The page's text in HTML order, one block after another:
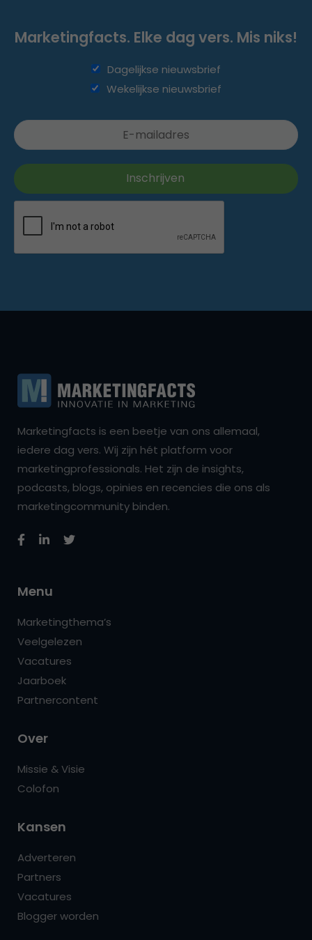
Marketingfacts. Elke dag vers. Mis niks!
Dagelijkse nieuwsbrief
Wekelijkse nieuwsbrief
Marketingfacts is een beetje van ons allemaal,
iedere dag vers. Wij zijn hét platform voor
marketingprofessionals. Het zijn de insights,
podcasts, blogs, opinies en recencies die ons als
marketingcommunity binden.
Menu
Marketingthema’s
Veelgelezen
Vacatures
Jaarboek
Partnercontent
Over
Missie & Visie
Colofon
Kansen
Adverteren
Partners
Vacatures
Blogger worden